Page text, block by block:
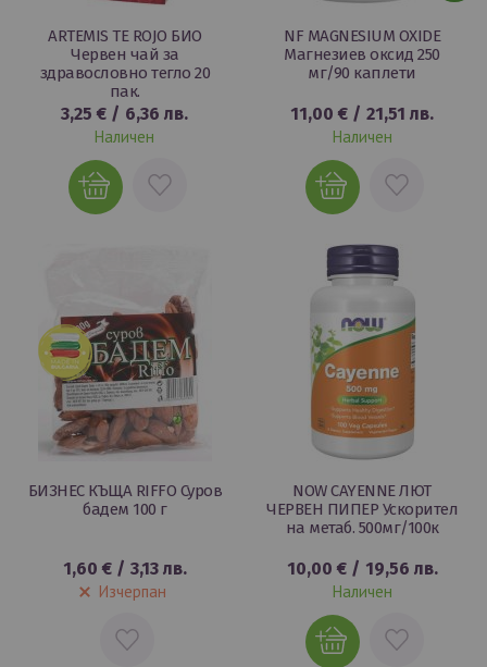
ARTEMIS TE ROJO БИО
Червен чай за
здравословно тегло 20
пак.
3,25 € / 6,36 лв.
Наличен
ДОБАВИ
NF MAGNESIUM OXIDE
Магнезиев оксид 250
мг/90 каплети
11,00 € / 21,51 лв.
Наличен
ДОБАВИ
ЛЮБИМИ
БИЗНЕС КЪЩА RIFFO Суров
бадем 100 г
1,60 €/ 3,13 лв.
Изчерпан
ДОБАВИ
NOW CAYENNE ЛЮТ
ЧЕРВЕН ПИПЕР Ускорител
на метаб. 500мг/100к
10,00 €/ 19,56 лв.
Наличен
ДОБАВИ